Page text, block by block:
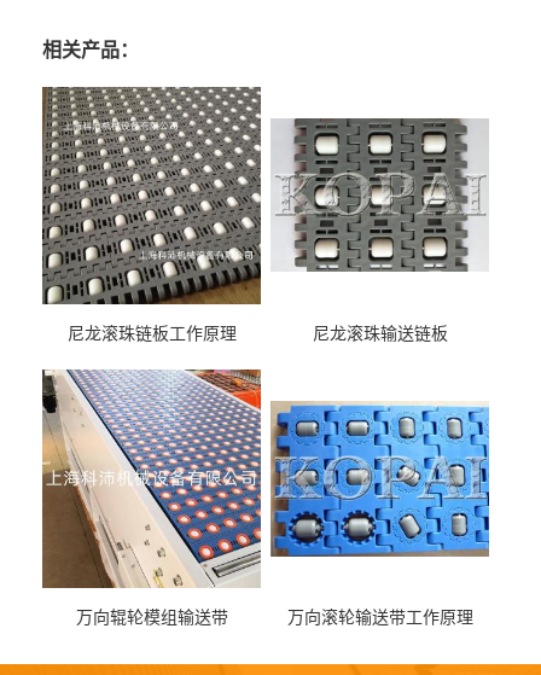
相关产品：
尼龙滚珠链板工作原理 尼龙滚珠输送链板
万向辊轮模组输送带 万向滚轮输送带工作原理